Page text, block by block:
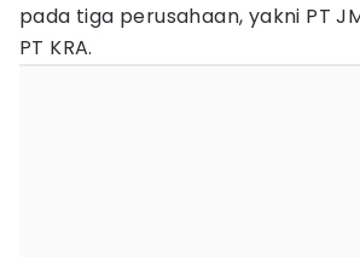
pada tiga perusahaan, yakni PT
PT KRA.